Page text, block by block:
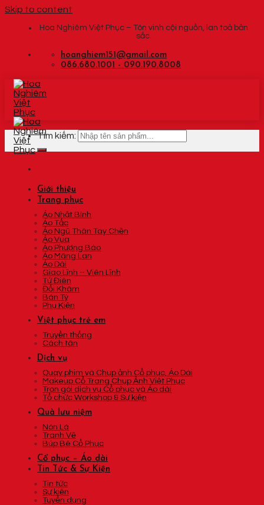
Skip to content
Hoa Nghiêm Việt Phục – Tôn vinh cội nguồn, lan toả bản
sắc.
hoanghiem151@gmail.com
086.680.1001 - 090.190.8008
Giới thiệu
Trang phục
Áo Nhật Bình
Áo Tấc
Áo Ngũ Thân Tay Chẽn
Áo Vua
Áo Phượng Bào
Áo Mãng Lan
Áo Dài
Giao Lĩnh – Viên Lĩnh
Tứ Điên
Đối Khâm
Bán Tý
Phụ Kiện
Việt phục trẻ em
Truyền thống
Cách tân
Dịch vụ
Quay phim và Chụp ảnh Cổ phục, Áo Dài
Makeup Cổ Trang Chụp Ảnh Việt Phục
Trọn gói dịch vụ Cổ phục và Áo dài
Tổ chức Workshop & Sự kiện
Quà lưu niệm
Nón Lá
Tranh Vẽ
Búp Bê Cổ Phục
Cổ phục – Áo dài
Tin Tức & Sự Kiện
Tin tức
Sự kiện
Tuyển dụng
Tìm kiếm: